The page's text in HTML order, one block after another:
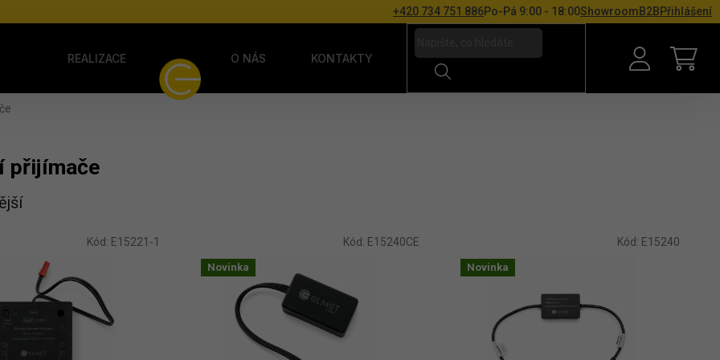
+420 734 751 886Po-Pá 9:00 - 18:00ShowroomB2BPřihlášení
REALIZACE O NÁS KONTAKTY
přijímače
Kód: E15221-1
Novinka
Kód: E15240CE
Novinka
Kód: E15240